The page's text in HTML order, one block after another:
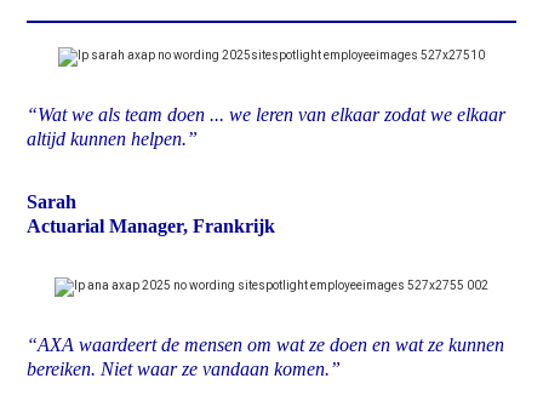
“Wat we als team doen ... we leren van elkaar zodat we elkaar
altijd kunnen helpen.”
Sarah
Actuarial Manager, Frankrijk
“AXA waardeert de mensen om wat ze doen en wat ze kunnen
bereiken. Niet waar ze vandaan komen.”